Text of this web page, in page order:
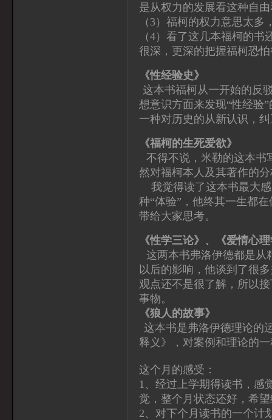
是从权力的发展看这种自
（3）福柯的权力意思太
（4）看了这几本福柯的
很深，更深的把握福柯恐
《性经验史》
这本书福柯从一开始的反
想意识方面来发现“性经验
一种对历史的从新认识，
《福柯的生死爱欲》
不得不说，米勒的这本书
然对福柯本人及其著作的
我觉得读了这本书最大感
种“体验”，他终其一生都
带给大家思考。
《性学三论》、《爱情心
这两本书弗洛伊德都是从
以后的影响，他谈到了很
观点还不是很了解，所以
事物。
《狼人的故事》
这本书是弗洛伊德理论的
释义》，对案例和理论的
这个月的感受：
1、经过上学期得读书，感
觉，整个月状态还好，希
2、对下个月读书的一个计